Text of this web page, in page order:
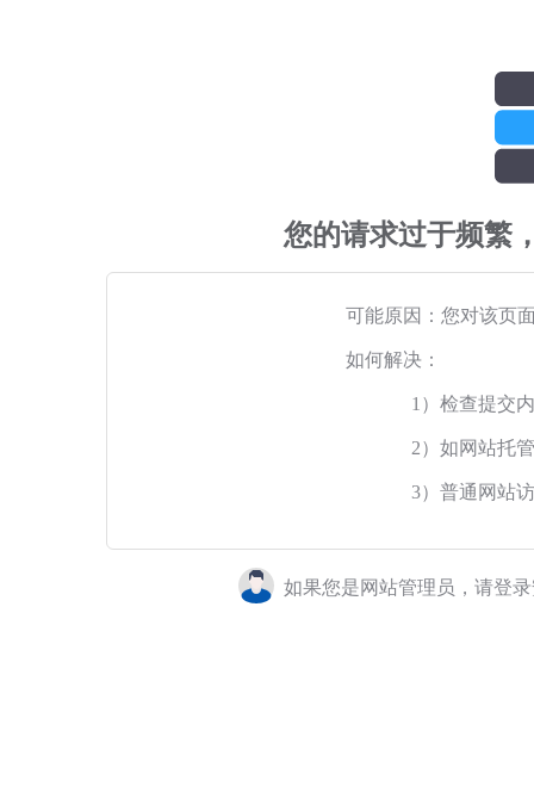
您的请求过于频繁
可能原因：您对该页
如何解决：
1）检查提交
2）如网站托
3）普通网站
如果您是网站管理员，请登